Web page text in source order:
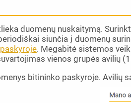
duomenų nuskaitymą.
siunčia į duomenų
. Megabitė sistemos
vienos grupės avilių
bitininko paskyroje. Avilių